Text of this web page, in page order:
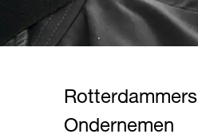
Rotterdammers
Ondernemen